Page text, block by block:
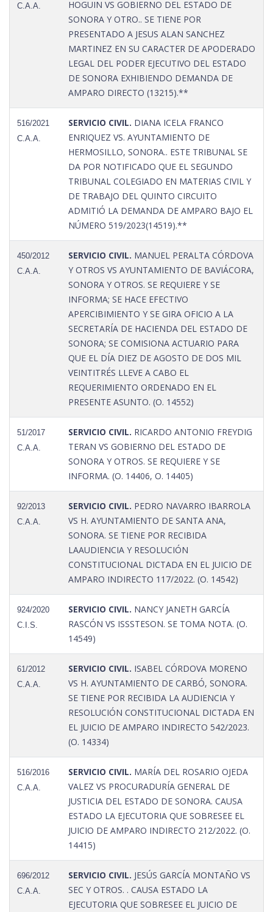
C.A.A.
HOGUIN VS GOBIERNO DEL ESTADO DE
SONORA Y OTRO.. SE TIENE POR
PRESENTADO A JESUS ALAN SANCHEZ
MARTINEZ EN SU CARACTER DE APODERADO
LEGAL DEL PODER EJECUTIVO DEL ESTADO
DE SONORA EXHIBIENDO DEMANDA DE
AMPARO DIRECTO (13215).**
516/2021
C.A.A.
SERVICIO CIVIL. DIANA ICELA FRANCO
ENRIQUEZ VS. AYUNTAMIENTO DE
HERMOSILLO, SONORA.. ESTE TRIBUNAL SE
DA POR NOTIFICADO QUE EL SEGUNDO
TRIBUNAL COLEGIADO EN MATERIAS CIVIL Y
DE TRABAJO DEL QUINTO CIRCUITO
ADMITIÓ LA DEMANDA DE AMPARO BAJO EL
NÚMERO 519/2023(14519).**
450/2012
C.A.A.
SERVICIO CIVIL. MANUEL PERALTA CÓRDOVA
Y OTROS VS AYUNTAMIENTO DE BAVIÁCORA,
SONORA Y OTROS. SE REQUIERE Y SE
INFORMA; SE HACE EFECTIVO
APERCIBIMIENTO Y SE GIRA OFICIO A LA
SECRETARÍA DE HACIENDA DEL ESTADO DE
SONORA; SE COMISIONA ACTUARIO PARA
QUE EL DÍA DIEZ DE AGOSTO DE DOS MIL
VEINTITRÉS LLEVE A CABO EL
REQUERIMIENTO ORDENADO EN EL
PRESENTE ASUNTO. (O. 14552)
51/2017
C.A.A.
SERVICIO CIVIL. RICARDO ANTONIO FREYDIG
TERAN VS GOBIERNO DEL ESTADO DE
SONORA Y OTROS. SE REQUIERE Y SE
INFORMA. (O. 14406, O. 14405)
92/2013
C.A.A.
SERVICIO CIVIL. PEDRO NAVARRO IBARROLA
VS H. AYUNTAMIENTO DE SANTA ANA,
SONORA. SE TIENE POR RECIBIDA
LAAUDIENCIA Y RESOLUCIÓN
CONSTITUCIONAL DICTADA EN EL JUICIO DE
AMPARO INDIRECTO 117/2022. (O. 14542)
924/2020
C.I.S.
SERVICIO CIVIL. NANCY JANETH GARCÍA
RASCÓN VS ISSSTESON. SE TOMA NOTA. (O.
14549)
61/2012
C.A.A.
SERVICIO CIVIL. ISABEL CÓRDOVA MORENO
VS H. AYUNTAMIENTO DE CARBÓ, SONORA.
SE TIENE POR RECIBIDA LA AUDIENCIA Y
RESOLUCIÓN CONSTITUCIONAL DICTADA EN
EL JUICIO DE AMPARO INDIRECTO 542/2023.
(O. 14334)
516/2016
C.A.A.
SERVICIO CIVIL. MARÍA DEL ROSARIO OJEDA
VALEZ VS PROCURADURÍA GENERAL DE
JUSTICIA DEL ESTADO DE SONORA. CAUSA
ESTADO LA EJECUTORIA QUE SOBRESEE EL
JUICIO DE AMPARO INDIRECTO 212/2022. (O.
14415)
696/2012
C.A.A.
SERVICIO CIVIL. JESÚS GARCÍA MONTAÑO VS
SEC Y OTROS. . CAUSA ESTADO LA
EJECUTORIA QUE SOBRESEE EL JUICIO DE